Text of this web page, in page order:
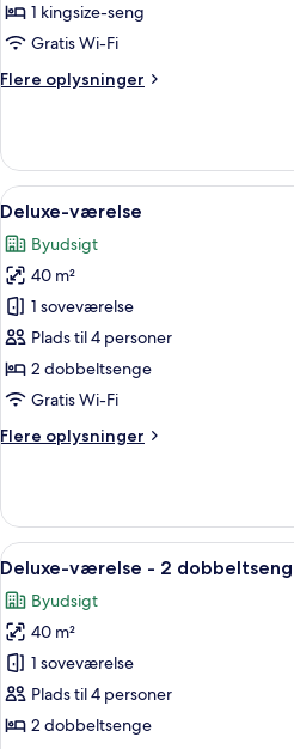
1 kingsize-seng
Gratis Wi-Fi
Flere oplysninger
Flere
Indlæs
alle
billeder
af
Deluxe-
værelse
8
Deluxe-værelse
Byudsigt
40 m²
1 soveværelse
Plads til 4 personer
2 dobbeltsenge
Gratis Wi-Fi
Flere oplysninger
Flere
værelse
Indlæs
alle
billeder
af
Deluxe-
værelse
-
5
Deluxe-værelse - 2
Byudsigt
40 m²
1 soveværelse
Plads til 4 personer
2 dobbeltsenge